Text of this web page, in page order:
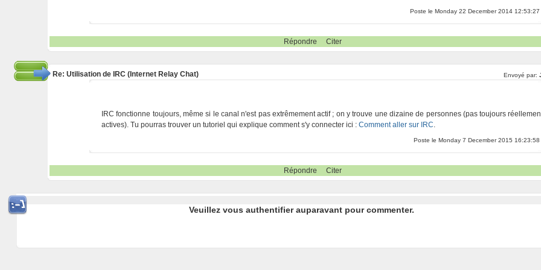
Poste le Monday 22 December 2014 12:53:27
Répondre Citer
Re: Utilisation de IRC (Internet Relay Chat) Envoyé par:
IRC fonctionne toujours, même si le canal n'est pas extrêmement actif ; on y trouve une dizaine de personnes (pas toujours
actives). Tu pourras trouver un tutoriel qui explique comment s'y connecter ici :Comment aller sur IRC.
Poste le Monday 7 December 2015 16:23:58
Répondre Citer
Veuillez vous authentifier auparavant pour commenter.